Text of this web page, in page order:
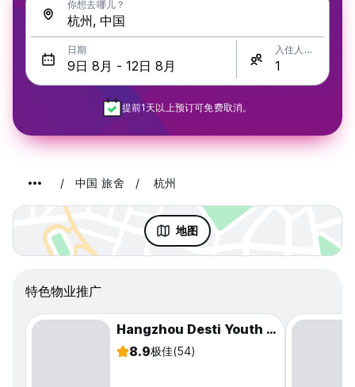
你想去哪儿？
日期 入住人数
提前1天以上预订可免费取消。
中国 旅舍 杭州
地图
特色物业推广
Hangzhou Desti Youth Park Hostel West Lake
8.9极佳(54)